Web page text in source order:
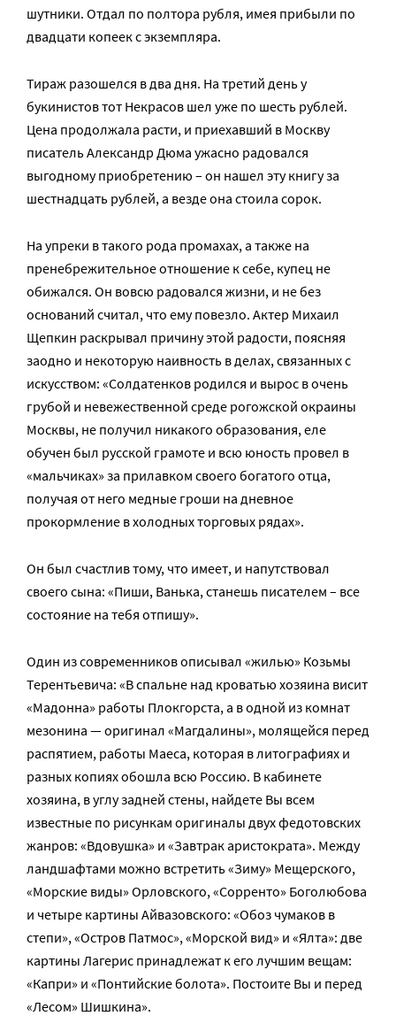
шутники. Отдал по полтора рубля, имея прибыли по
двадцати копеек с экземпляра.
Тираж разошелся в два дня. На третий день у
букинистов тот Некрасов шел уже по шесть рублей.
Цена продолжала расти, и приехавший в Москву
писатель Александр Дюма ужасно радовался
выгодному приобретению – он нашел эту книгу за
шестнадцать рублей, а везде она стоила сорок.
На упреки в такого рода промахах, а также на
пренебрежительное отношение к себе, купец не
обижался. Он вовсю радовался жизни, и не без
оснований считал, что ему повезло. Актер Михаил
Щепкин раскрывал причину этой радости, поясняя
заодно и некоторую наивность в делах, связанных с
искусством: «Солдатенков родился и вырос в очень
грубой и невежественной среде рогожской окраины
Москвы, не получил никакого образования, еле
обучен был русской грамоте и всю юность провел в
«мальчиках» за прилавком своего богатого отца,
получая от него медные гроши на дневное
прокормление в холодных торговых рядах».
Он был счастлив тому, что имеет, и напутствовал
своего сына: «Пиши, Ванька, станешь писателем – все
состояние на тебя отпишу».
Один из современников описывал «жилью» Козьмы
Терентьевича: «В спальне над кроватью хозяина висит
«Мадонна» работы Плокгорста, а в одной из комнат
мезонина — оригинал «Магдалины», молящейся перед
распятием, работы Маеса, которая в литографиях и
разных копиях обошла всю Россию. В кабинете
хозяина, в углу задней стены, найдете Вы всем
известные по рисункам оригиналы двух федотовских
жанров: «Вдовушка» и «Завтрак аристократа». Между
ландшафтами можно встретить «Зиму» Мещерского,
«Морские виды» Орловского, «Сорренто» Боголюбова
и четыре картины Айвазовского: «Обоз чумаков в
степи», «Остров Патмос», «Морской вид» и «Ялта»: две
картины Лагерис принадлежат к его лучшим вещам:
«Капри» и «Понтийские болота». Постоите Вы и перед
«Лесом» Шишкина».